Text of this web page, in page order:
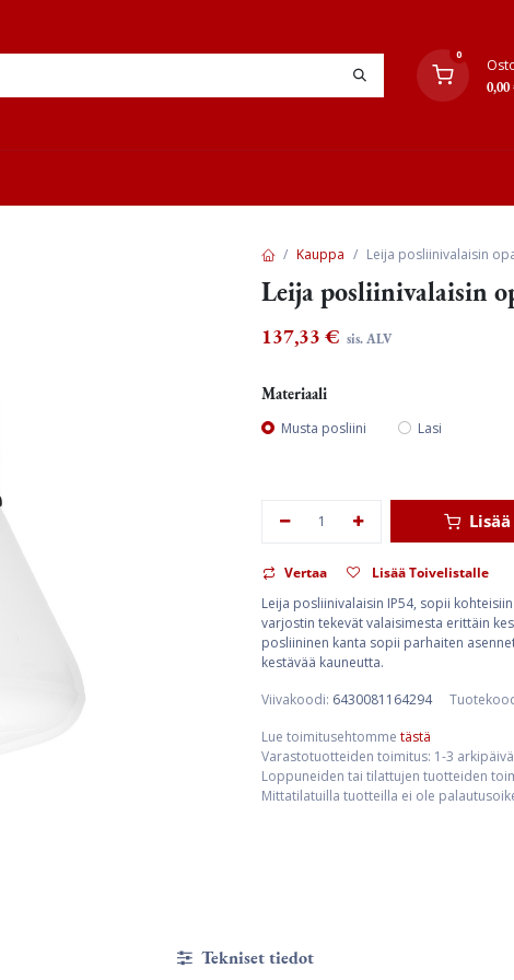
0
0,00
Kauppa Leija posliinivalaisin
Leija posliinivalaisin
137,33 € sis. ALV
Materiaali
Musta posliini Lasi
Vertaa
Lisää Toivelistalle
Leija posliinivalaisin IP54, sopii
varjostin tekevät valaisimesta erittäin
posliininen kanta sopii parhaiten
kestävää kauneutta.
Viivakoodi: 6430081164294
Lue toimitusehtomme tästä
Varastotuotteiden toimitus: 1-3
Loppuneiden tai tilattujen tuotteiden
Mittatilatuilla tuotteilla ei ole
Tekniset tiedot